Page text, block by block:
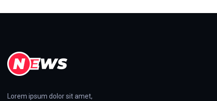
Lorem ipsum dolor sit amet,